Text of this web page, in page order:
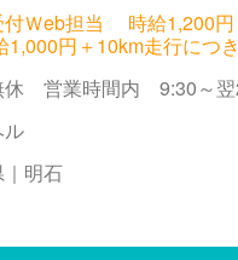
付Ｗeb担当 時給
円＋10km走行につ
休 営業時間内 9:30～翌
ル
明石